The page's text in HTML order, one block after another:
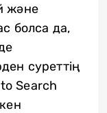
және
болса да,
суреттің
Search